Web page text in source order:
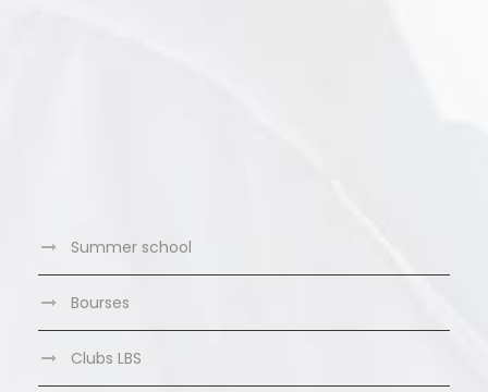
Summer school
Bourses
Clubs LBS